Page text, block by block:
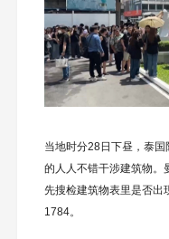
当地时分28日下昼，泰
的人人不错干涉建筑物。
先搜检建筑物表里是否出
1784。